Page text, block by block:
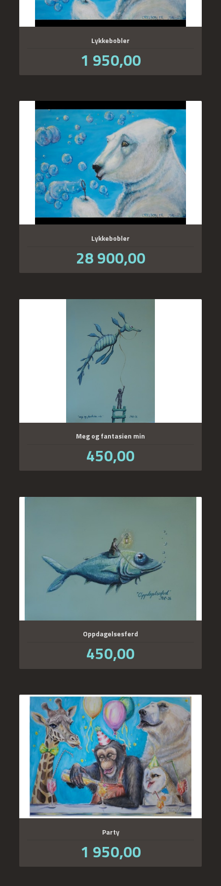
Lykkebobler
Pris
1 950,00mva.
Lykkebobler
Pris
28 900,00mva.
Meg og fantasien min
Pris
450,00
Oppdagelsesferd
Pris
450,00
Party
Pris
1 950,00mva.